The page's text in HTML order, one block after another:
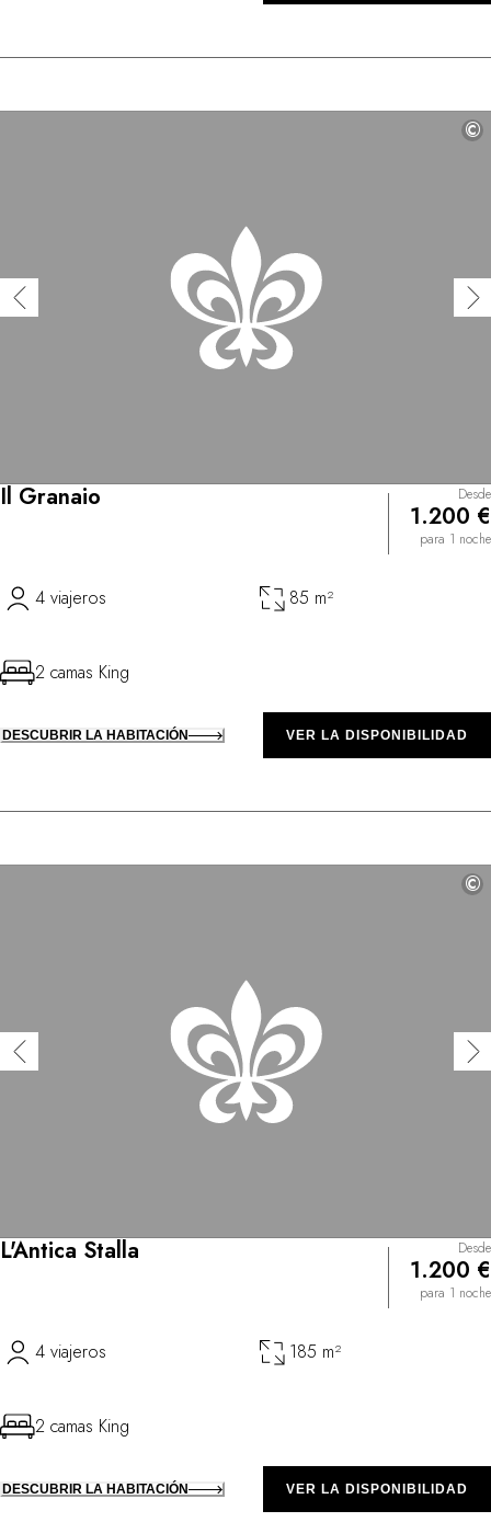
©
Il Granaio Desde
1.200 €
para 1 noche
4 viajeros 85 m²
2 camas King
DESCUBRIR LA HABITACIÓN VER LA DISPONIBILIDAD
©
L'Antica Stalla Desde
1.200 €
para 1 noche
4 viajeros 185 m²
2 camas King
DESCUBRIR LA HABITACIÓN VER LA DISPONIBILIDAD